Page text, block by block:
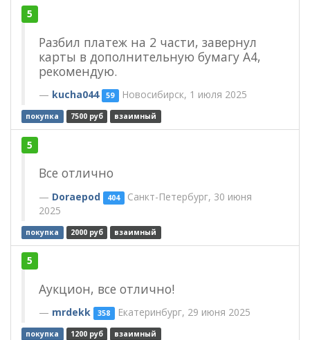
5
Разбил платеж на 2 части, завернул
карты в дополнительную бумагу А4,
рекомендую.
kucha044 59 Новосибирск, 1 июля 2025
покупка 7500 руб взаимный
5
Все отлично
Doraepod 404 Санкт-Петербург, 30 июня
2025
покупка 2000 руб взаимный
5
Аукцион, все отлично!
mrdekk 358 Екатеринбург, 29 июня 2025
покупка 1200 руб взаимный